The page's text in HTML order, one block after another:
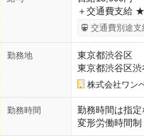
＋交通費支給
交通費別途支
勤務地
東京都渋谷区
東京都渋谷区渋
株式会社ワン
勤務時間
勤務時間は指定
変形労働時間